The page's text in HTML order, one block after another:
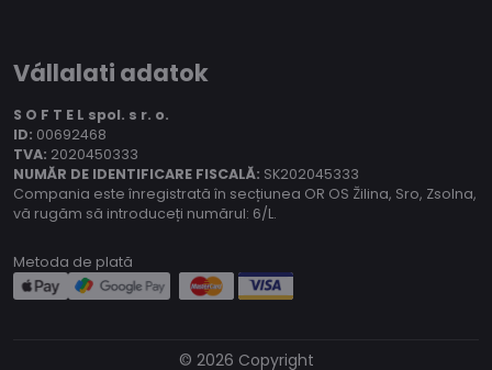
Vállalati adatok
S O F T E L spol. s r. o.
ID: 00692468
TVA: 2020450333
NUMĂR DE IDENTIFICARE FISCALĂ: SK202045333
Compania este înregistrată în secțiunea OR OS Žilina, Sro, Zsolna,
vă rugăm să introduceți numărul: 6/L.
Metoda de plată
© 2026 Copyright